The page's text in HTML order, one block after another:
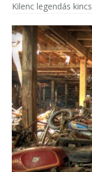
Kilenc legendás